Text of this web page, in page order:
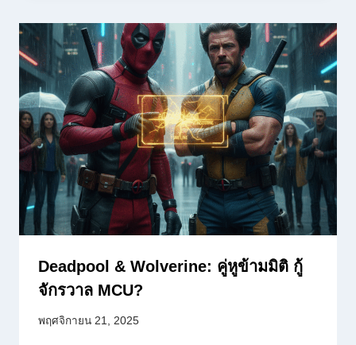
Deadpool & Wolverine: คู่หูข้ามมิติ กู้
จักรวาล MCU?
พฤศจิกายน 21, 2025